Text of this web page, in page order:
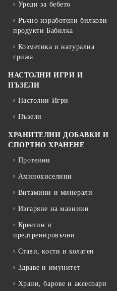
Уреди за бебето
Ръчно изработени билкови
продукти Бабилка
Козметика и натурална
грижа
НАСТОЛНИ ИГРИ И
ПЪЗЕЛИ
Настолни Игри
Пъзели
ХРАНИТЕЛНИ ДОБАВКИ И
СПОРТНО ХРАНЕНЕ
Протеини
Аминокиселини
Витамини и минерали
Изгаряне на мазнини
Креатин и
предтренировъчни
Стави, кости и колаген
Здраве и имунитет
Храни, барове и аксесоари